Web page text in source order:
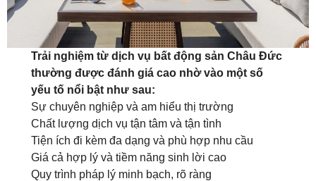
Trải nghiệm từ dịch vụ bất động sản Châu Đức
thường được đánh giá cao nhờ vào một số
yếu tố nổi bật như sau:
Sự chuyên nghiệp và am hiểu thị trường
Chất lượng dịch vụ tận tâm và tận tình
Tiện ích đi kèm đa dạng và phù hợp nhu cầu
Giá cả hợp lý và tiềm năng sinh lời cao
Quy trình pháp lý minh bạch, rõ ràng